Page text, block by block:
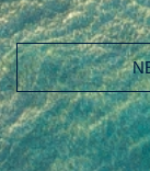
E-Mail Adresse
Vorname